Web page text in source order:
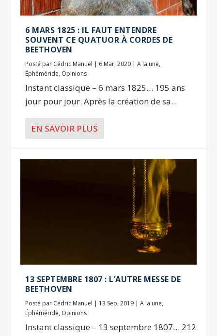
6 MARS 1825 : IL FAUT ENTENDRE
SOUVENT CE QUATUOR À CORDES DE
BEETHOVEN
Posté par Cédric Manuel | 6 Mar, 2020 |A la une,
Éphéméride, Opinions
Instant classique – 6 mars 1825… 195 ans
jour pour jour. Après la création de sa...
EN SAVOIR PLUS
13 SEPTEMBRE 1807 : L’AUTRE MESSE DE
BEETHOVEN
Posté par Cédric Manuel | 13 Sep, 2019 |A la une,
Éphéméride, Opinions
Instant classique – 13 septembre 1807… 212